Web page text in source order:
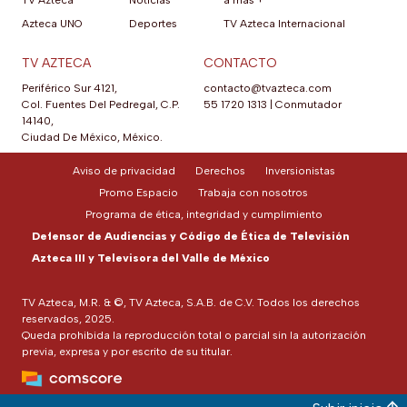
Azteca UNO
Deportes
TV Azteca Internacional
TV AZTECA
Periférico Sur 4121,
Col. Fuentes Del Pedregal, C.P.
14140,
Ciudad De México, México.
CONTACTO
contacto@tvazteca.com
55 1720 1313
Conmutador
TV Azteca, M.R. & ©, TV Azteca, S.A.B. de C.V. Todos los derechos
reservados, 2025.
Queda prohibida la reproducción total o parcial sin la autorización
previa, expresa y por escrito de su titular.
Aviso de privacidad Derechos
Inversionistas
Promo Espacio
Trabaja con nosotros
Programa de ética, integridad y cumplimiento
Defensor de Audiencias y Código de Ética de Televisión
Azteca III y Televisora del Valle de México